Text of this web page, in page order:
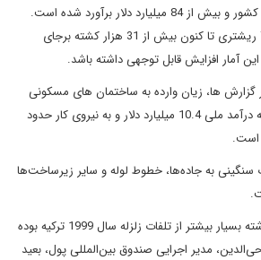
از تولید ناخالص داخلی این کشور و بیش از 84 میلیارد دلار برآورد شده است.
این دو زمین لرزه 7.7 و 7.6 ریشتری تا کنون بیش از 31 هزار کشته برجای
آمار افزایش قابل توجهی داشته باشد.
گزارش ها، زیان وارده به ساختمان های مسکونی
70.8 میلیارد دلار، خسارت به درآمد ملی 10.4 میلیارد دلار و به نیروی کار حدود
به جاده‌ها، خطوط لوله و سایر زیرساخت‌ها
گرچه تلفات فاجعه هفته گذشته بسیار بیشتر از تلفات زلزله سال 1999 ترکیه بوده
مدیر اجرایی صندوق بین‌المللی پول، بعید